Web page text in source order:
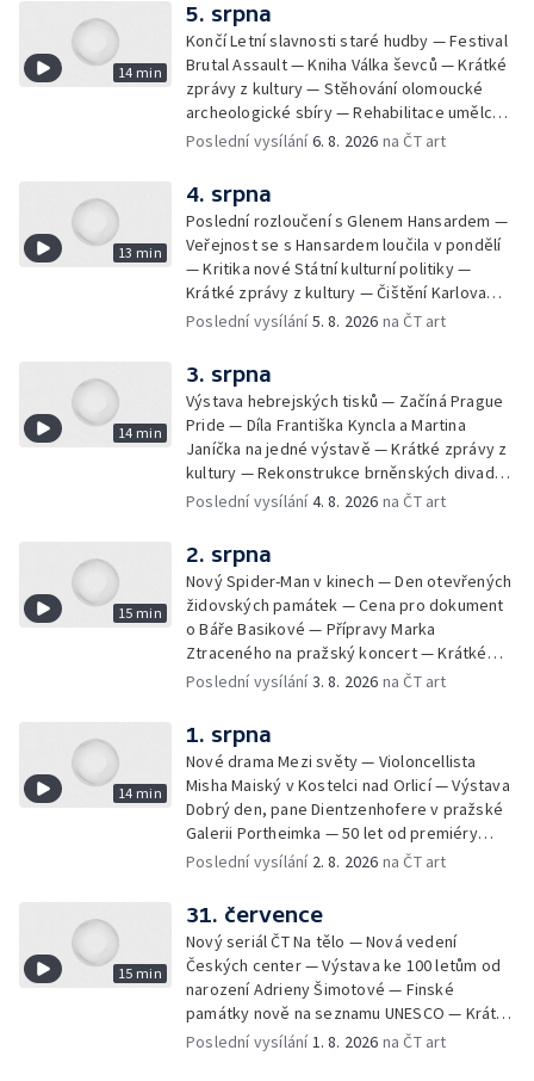
14 min
5. srpna
Končí Letní slavnosti staré hudby — Festival
Brutal Assault — Kniha Válka ševců — Krátké
zprávy z kultury — Stěhování olomoucké
archeologické sbíry — Rehabilitace umělce
Milana Knížáka — Trailer na film Osamělý vlk
Poslední vysílání6. 8. 2026 na ČT art
13 min
4. srpna
Poslední rozloučení s Glenem Hansardem —
Veřejnost se s Hansardem loučila v pondělí
— Kritika nové Státní kulturní politiky —
Krátké zprávy z kultury — Čištění Karlova
mostu — Archeologický výzkum na
neslyšící
Poslední vysílání5. 8. 2026 na ČT art
14 min
3. srpna
Výstava hebrejských tisků — Začíná Prague
Pride — Díla Františka Kyncla a Martina
Janíčka na jedné výstavě — Krátké zprávy z
kultury — Rekonstrukce brněnských divadel
— Budoucnost Knihovny Václava Havla —
Kulturní tipy
Poslední vysílání4. 8. 2026 na ČT art
15 min
2. srpna
Nový Spider-Man v kinech — Den otevřených
židovských památek — Cena pro dokument
o Báře Basikové — Přípravy Marka
Ztraceného na pražský koncert — Krátké
zprávy z kultury — Nález historických
Poslední vysílání3. 8. 2026 na ČT art
14 min
1. srpna
Nové drama Mezi světy — Violoncellista
Misha Maiský v Kostelci nad Orlicí — Výstava
Dobrý den, pane Dientzenhofere v pražské
Galerii Portheimka — 50 let od premiéry
filmu Na samotě u lesa — Krátké zprávy z
Mercury
Poslední vysílání 2. 8. 2026 na ČT art
15 min
31. července
Nový seriál ČT Na tělo — Nová vedení
Českých center — Výstava ke 100 letům od
narození Adrieny Šimotové — Finské
památky nově na seznamu UNESCO — Krátké
zprávy z kultury — Začíná Jiráskův Hronov —
Poslední vysílání1. 8. 2026 na ČT art